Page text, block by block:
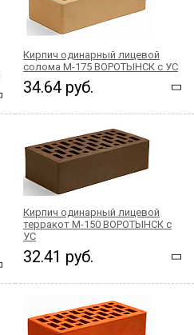
Кирпич одинарный лицевой
солома М-175 ВОРОТЫНСК c УС
34.64 руб.
Кирпич одинарный лицевой
терракот М-150 ВОРОТЫНСК с
УС
32.41 руб.